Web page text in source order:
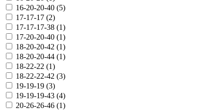
16-20-20-40 (5)
17-17-17 (2)
17-17-17-38 (1)
17-20-20-40 (1)
18-20-20-42 (1)
18-20-20-44 (1)
18-22-22 (1)
18-22-22-42 (3)
19-19-19 (3)
19-19-19-43 (4)
20-26-26-46 (1)